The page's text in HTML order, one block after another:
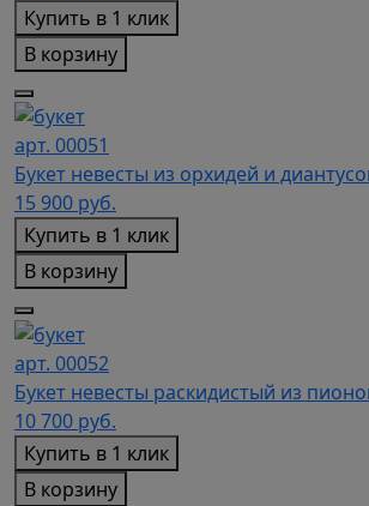
Купить в 1 клик
В корзину
арт. 00051
Букет невесты из орхидей и
15 900 руб.
Купить в 1 клик
В корзину
арт. 00052
Букет невесты раскидистый из
10 700 руб.
Купить в 1 клик
В корзину